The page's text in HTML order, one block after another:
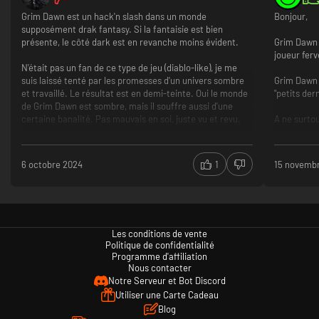
Grim Dawn est un hack'n slash dans un monde
supposément drak fantasy. Si la fantaisie est bien
présente, le côté dark est en revanche moins évident.
N'était pas un fan de ce type de jeu (diablo-like), je me
suis laissé tenté par les promesses d'un univers sombre
et travaillé. Le résultat est en demi-teinte. Oui le monde
de Grim Dawn est sombre, mais il souffre aussi d'une
certaine banalité. Pas mauvais en soi, juste vu et revu.
Le gameplay souffre des mêmes conclusions, rien de
6 octobre 2024 1
Bonjour,
Grim
joueur
Grim
"petits
A ne
Une
15
Les conditions de vente
Politique de confidentialité
Programme d'affiliation
Nous contacter
Notre Serveur et Bot Discord
Utiliser une Carte Cadeau
Blog